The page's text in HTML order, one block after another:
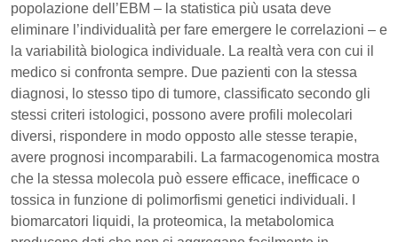
popolazione dell’EBM – la statistica più usata deve
eliminare l’individualità per fare emergere le correlazioni – e
la variabilità biologica individuale. La realtà vera con cui il
medico si confronta sempre. Due pazienti con la stessa
diagnosi, lo stesso tipo di tumore, classificato secondo gli
stessi criteri istologici, possono avere profili molecolari
diversi, rispondere in modo opposto alle stesse terapie,
avere prognosi incomparabili. La farmacogenomica mostra
che la stessa molecola può essere efficace, inefficace o
tossica in funzione di polimorfismi genetici individuali. I
biomarcatori liquidi, la proteomica, la metabolomica